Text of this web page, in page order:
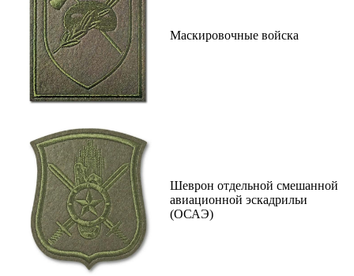
Маскировочные войска
Шеврон отдельной смешанной
авиационной эскадрильи
(ОСАЭ)